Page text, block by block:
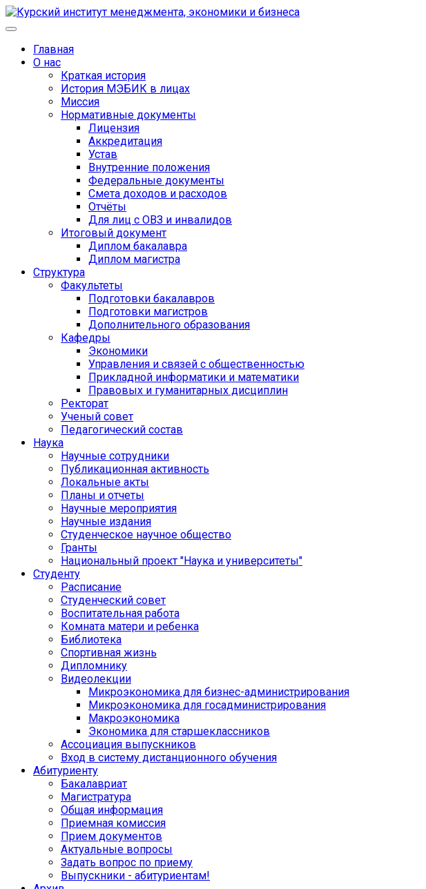
Главная
О нас
Краткая история
История МЭБИК в лицах
Миссия
Нормативные документы
Лицензия
Аккредитация
Устав
Внутренние положения
Федеральные документы
Смета доходов и расходов
Отчёты
Для лиц с ОВЗ и инвалидов
Итоговый документ
Диплом бакалавра
Диплом магистра
Структура
Факультеты
Подготовки бакалавров
Подготовки магистров
Дополнительного образования
Кафедры
Экономики
Управления и связей с общественностью
Прикладной информатики и математики
Правовых и гуманитарных дисциплин
Ректорат
Ученый совет
Педагогический состав
Наука
Научные сотрудники
Публикационная активность
Локальные акты
Планы и отчеты
Научные мероприятия
Научные издания
Студенческое научное общество
Гранты
Национальный проект "Наука и университеты"
Студенту
Расписание
Студенческий совет
Воспитательная работа
Комната матери и ребенка
Библиотека
Спортивная жизнь
Дипломнику
Видеолекции
Микроэкономика для бизнес-администрирования
Микроэкономика для госадминистрирования
Макроэкономика
Экономика для старшеклассников
Ассоциация выпускников
Вход в систему дистанционного обучения
Абитуриенту
Бакалавриат
Магистратура
Общая информация
Приемная комиссия
Прием документов
Актуальные вопросы
Задать вопрос по приему
Выпускники - абитуриентам!